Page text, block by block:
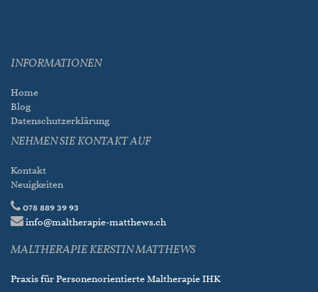
INFORMATIONEN
Home
Blog
Datenschutzerklärung
NEHMEN SIE KONTAKT AUF
Kontakt
Neuigkeiten
078 889 39 93
info@maltherapie-matthews.ch
MALTHERAPIE KERSTIN MATTHEWS
Praxis für Personenorientierte Maltherapie IHK